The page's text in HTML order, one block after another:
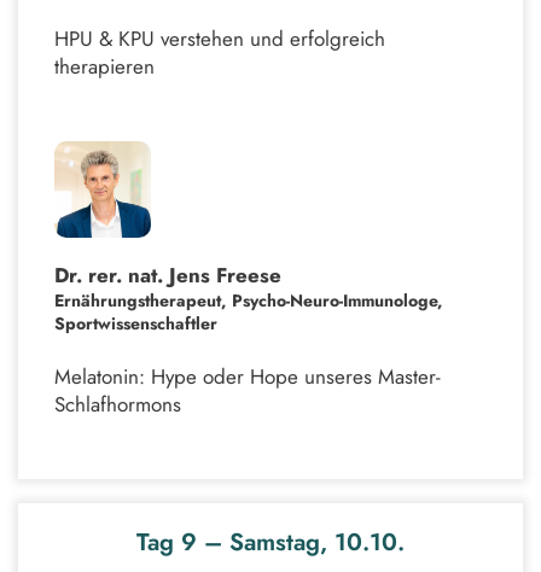
HPU & KPU verstehen und erfolgreich
therapieren
Dr. rer. nat. Jens Freese
Ernährungstherapeut, Psycho-Neuro-Immunologe,
Sportwissenschaftler
Melatonin: Hype oder Hope unseres Master-
Schlafhormons
Tag 9 – Samstag, 10.10.